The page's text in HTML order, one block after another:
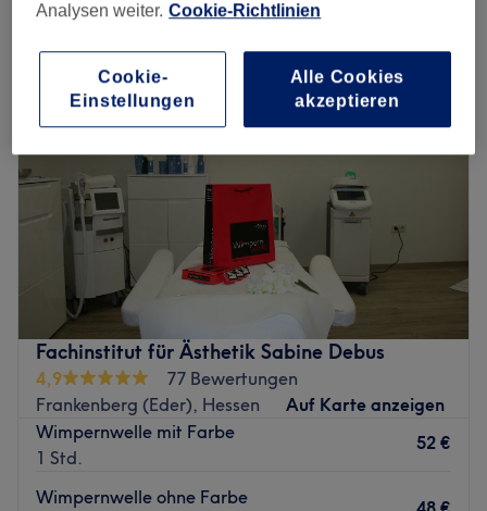
Ein Salon, der anbietet: wimpernwelle in Frankenberg (Eder), Hessen
Fachinstitut für Ästhetik Sabine Debus
4,9
77 Bewertungen
Frankenberg (Eder), Hessen
Auf Karte anzeigen
Wimpernwelle mit Farbe
1 Std.
52 €
Wimpernwelle ohne Farbe
Analysen weiter. Cookie-Richtlinien
Cookie-
Einstellungen
Alle Cookies
akzeptieren